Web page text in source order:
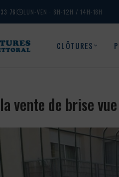
76 LUN-VEN · 8H-12H / 14H-18H
CLÔTURES
la vente de brise